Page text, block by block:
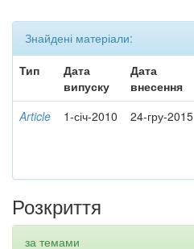
Знайдені матеріали:
Тип
Дата
випуску
Дата
внесення
Article 1-січ-2010 24-гру-2015
Розкриття
за темами